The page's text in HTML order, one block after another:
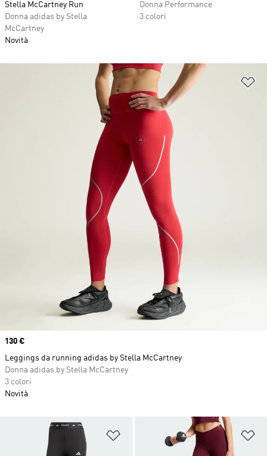
Stella McCartney Run
Donna adidas by Stella
McCartney
Novità
Donna Performance
3 colori
Aggiungi alla lista dei desideri
Price
130 €
Leggings da running adidas by Stella McCartney
Donna adidas by Stella McCartney
3 colori
Novità